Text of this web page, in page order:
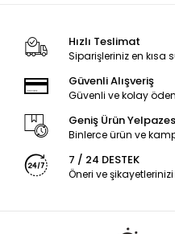
Hızlı Teslimat
Siparişleriniz en kısa
Güvenli Alışveriş
Güvenli ve kolay
Geniş Ürün
Binlerce ürün ve
7 / 24 DESTEK
Öneri ve